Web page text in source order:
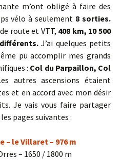
m’ont obligé à faire des
vélo à seulement 8 sorties.
route et VTT, 408 km, 10 500
J’ai quelques petits
pu accomplir mes grands
: Col du Parpaillon, Col
autres ascensions étaient
et en accord avec mon désir
Je vais vous faire partager
pages suivantes :
– le Villaret – 976 m
– 1650 / 1800 m